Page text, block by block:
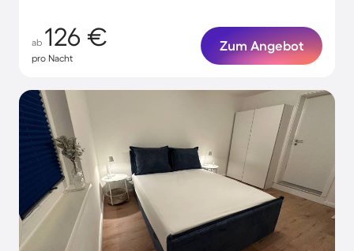
ab 126 €
pro Nacht
Zum Angebot